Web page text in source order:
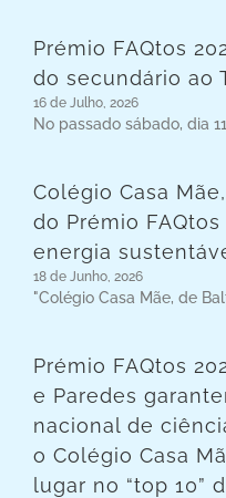
Prémio FAQtos
do secundário ao
16 de Julho, 2026
No passado sábado, dia
Colégio Casa
do Prémio
energia
18 de Junho, 2026
"Colégio Casa Mãe, de
Prémio FAQtos
e Paredes
nacional de
o Colégio Casa
lugar no “top 10”